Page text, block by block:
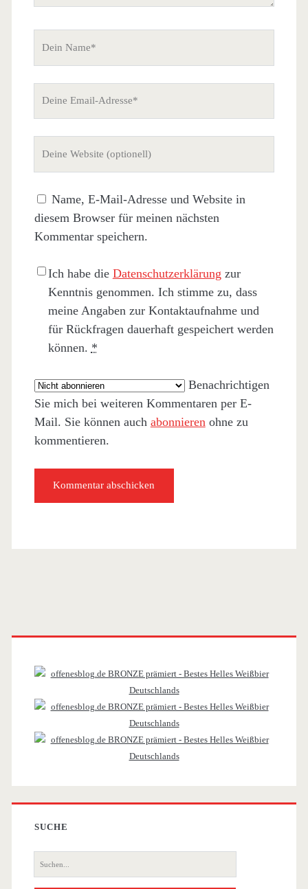
erforderlich)
Name, E-Mail-Adresse und Website in
diesem Browser für meinen nächsten
Kommentar speichern.
Ich habe die Datenschutzerklärung zur
Kenntnis genommen. Ich stimme zu, dass
meine Angaben zur Kontaktaufnahme und
für Rückfragen dauerhaft gespeichert werden
können. *
Benachrichtigen
Sie mich bei weiteren Kommentaren per E-
Mail. Sie können auch abonnieren ohne zu
kommentieren.
Primäre
Sidebar
SUCHE
Suche
nach: